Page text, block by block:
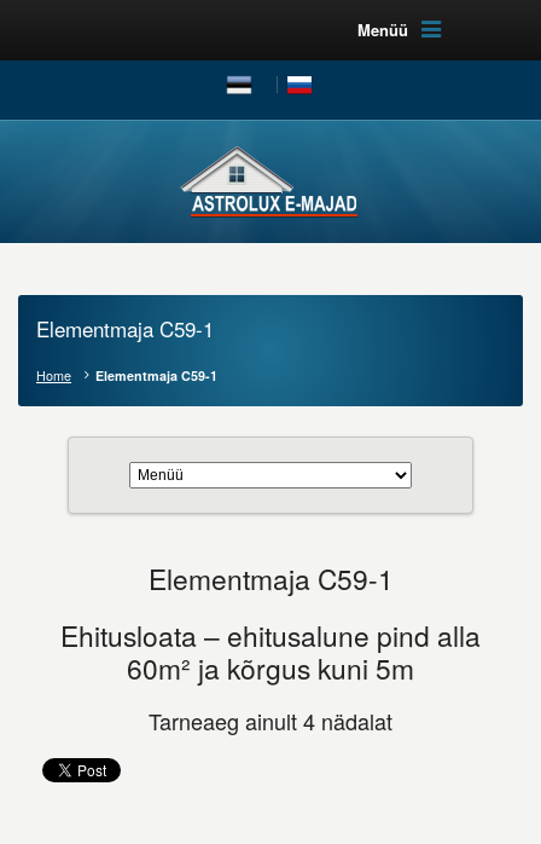
Menüü
Elementmaja C59-1
Home Elementmaja C59-1
Elementmaja C59-1
Ehitusloata – ehitusalune pind alla
60m² ja kõrgus kuni 5m
Tarneaeg ainult 4 nädalat